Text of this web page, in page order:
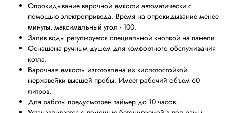
Опрокидывание варочной емкости автоматически с
помощью электропривода. Время на опрокидывание менее
минуты, максимальный угол - 100.
Залив воды регулируется специальной кнопкой на панели.
Оснащена ручным душем для комфортного обслуживания
котла.
Варочная емкость изготовлена из кислотостойкой
нержавейки высшей пробы. Имеет рабочий объем 60
литров.
Для работы предусмотрен таймер до 10 часов.